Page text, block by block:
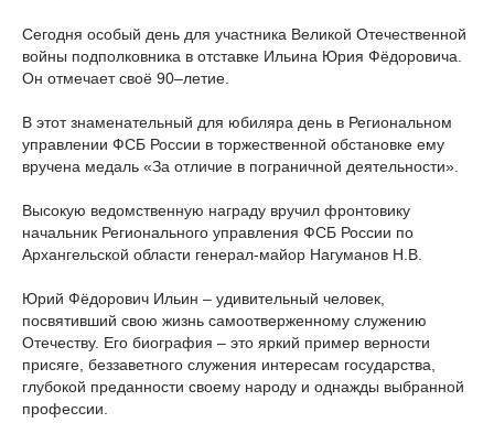
Сегодня особый день для участника Великой Отечественной
войны подполковника в отставке Ильина Юрия Фёдоровича.
Он отмечает своё 90–летие.
В этот знаменательный для юбиляра день в Региональном
управлении ФСБ России в торжественной обстановке ему
вручена медаль «За отличие в пограничной деятельности».
Высокую ведомственную награду вручил фронтовику
начальник Регионального управления ФСБ России по
Архангельской области генерал-майор Нагуманов Н.В.
Юрий Фёдорович Ильин – удивительный человек,
посвятивший свою жизнь самоотверженному служению
Отечеству. Его биография – это яркий пример верности
присяге, беззаветного служения интересам государства,
глубокой преданности своему народу и однажды выбранной
профессии.